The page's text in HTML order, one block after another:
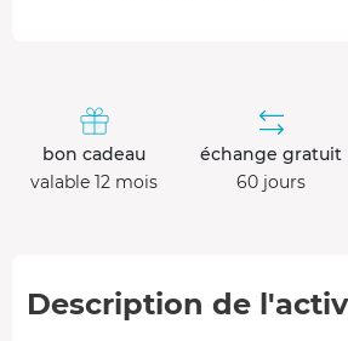
bon cadeau
valable 12 mois
échange gratuit
60 jours
Description de